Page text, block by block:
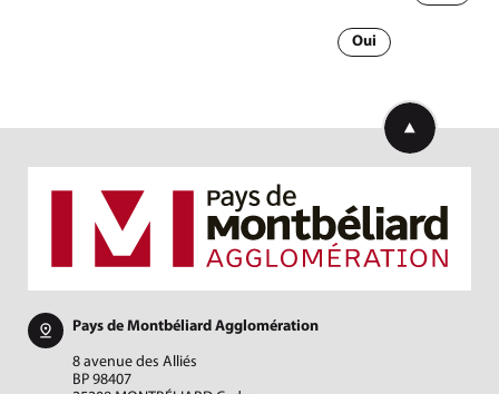
Oui
Retourner en
Pays de Montbéliard Agglomération
8 avenue des Alliés
BP 98407